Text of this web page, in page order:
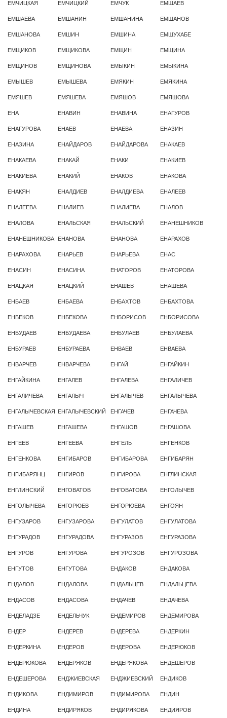
ЕМЧИЦКАЯ ЕМЧИЦКИЙ ЕМЧУК ЕМШАЕВ
ЕМШАЕВА ЕМШАНИН ЕМШАНИНА ЕМШАНОВ
ЕМШАНОВА ЕМШИН ЕМШИНА ЕМШУХАБЕ
ЕМЩИКОВ ЕМЩИКОВА ЕМЩИН ЕМЩИНА
ЕМЩИНОВ ЕМЩИНОВА ЕМЫКИН ЕМЫКИНА
ЕМЫШЕВ ЕМЫШЕВА ЕМЯКИН ЕМЯКИНА
ЕМЯШЕВ ЕМЯШЕВА ЕМЯШОВ ЕМЯШОВА
ЕНА ЕНАВИН ЕНАВИНА ЕНАГУРОВ
ЕНАГУРОВА ЕНАЕВ ЕНАЕВА ЕНАЗИН
ЕНАЗИНА ЕНАЙДАРОВ ЕНАЙДАРОВА ЕНАКАЕВ
ЕНАКАЕВА ЕНАКАЙ ЕНАКИ ЕНАКИЕВ
ЕНАКИЕВА ЕНАКИЙ ЕНАКОВ ЕНАКОВА
ЕНАКЯН ЕНАЛДИЕВ ЕНАЛДИЕВА ЕНАЛЕЕВ
ЕНАЛЕЕВА ЕНАЛИЕВ ЕНАЛИЕВА ЕНАЛОВ
ЕНАЛОВА ЕНАЛЬСКАЯ ЕНАЛЬСКИЙ ЕНАНЕШНИКОВ
ЕНАНЕШНИКОВА ЕНАНОВА ЕНАНОВА ЕНАРАХОВ
ЕНАРАХОВА ЕНАРЬЕВ ЕНАРЬЕВА ЕНАС
ЕНАСИН ЕНАСИНА ЕНАТОРОВ ЕНАТОРОВА
ЕНАЦКАЯ ЕНАЦКИЙ ЕНАШЕВ ЕНАШЕВА
ЕНБАЕВ ЕНБАЕВА ЕНБАХТОВ ЕНБАХТОВА
ЕНБЕКОВ ЕНБЕКОВА ЕНБОРИСОВ ЕНБОРИСОВА
ЕНБУДАЕВ ЕНБУДАЕВА ЕНБУЛАЕВ ЕНБУЛАЕВА
ЕНБУРАЕВ ЕНБУРАЕВА ЕНВАЕВ ЕНВАЕВА
ЕНВАРЧЕВ ЕНВАРЧЕВА ЕНГАЙ ЕНГАЙКИН
ЕНГАЙКИНА ЕНГАЛЕВ ЕНГАЛЕВА ЕНГАЛИЧЕВ
ЕНГАЛИЧЕВА ЕНГАЛЫЧ ЕНГАЛЫЧЕВ ЕНГАЛЫЧЕВА
ЕНГАЛЫЧЕВСКАЯ ЕНГАЛЫЧЕВСКИЙ ЕНГАЧЕВ ЕНГАЧЕВА
ЕНГАШЕВ ЕНГАШЕВА ЕНГАШОВ ЕНГАШОВА
ЕНГЕЕВ ЕНГЕЕВА ЕНГЕЛЬ ЕНГЕНКОВ
ЕНГЕНКОВА ЕНГИБАРОВ ЕНГИБАРОВА ЕНГИБАРЯН
ЕНГИБАРЯНЦ ЕНГИРОВ ЕНГИРОВА ЕНГЛИНСКАЯ
ЕНГЛИНСКИЙ ЕНГОВАТОВ ЕНГОВАТОВА ЕНГОЛЫЧЕВ
ЕНГОЛЫЧЕВА ЕНГОРЮЕВ ЕНГОРЮЕВА ЕНГОЯН
ЕНГУЗАРОВ ЕНГУЗАРОВА ЕНГУЛАТОВ ЕНГУЛАТОВА
ЕНГУРАДОВ ЕНГУРАДОВА ЕНГУРАЗОВ ЕНГУРАЗОВА
ЕНГУРОВ ЕНГУРОВА ЕНГУРОЗОВ ЕНГУРОЗОВА
ЕНГУТОВ ЕНГУТОВА ЕНДАКОВ ЕНДАКОВА
ЕНДАЛОВ ЕНДАЛОВА ЕНДАЛЬЦЕВ ЕНДАЛЬЦЕВА
ЕНДАСОВ ЕНДАСОВА ЕНДАЧЕВ ЕНДАЧЕВА
ЕНДЕЛАДЗЕ ЕНДЕЛЬЧУК ЕНДЕМИРОВ ЕНДЕМИРОВА
ЕНДЕР ЕНДЕРЕВ ЕНДЕРЕВА ЕНДЕРКИН
ЕНДЕРКИНА ЕНДЕРОВ ЕНДЕРОВА ЕНДЕРЮКОВ
ЕНДЕРЮКОВА ЕНДЕРЯКОВ ЕНДЕРЯКОВА ЕНДЕШЕРОВ
ЕНДЕШЕРОВА ЕНДЖИЕВСКАЯ ЕНДЖИЕВСКИЙ ЕНДИКОВ
ЕНДИКОВА ЕНДИМИРОВ ЕНДИМИРОВА ЕНДИН
ЕНДИНА ЕНДИРЯКОВ ЕНДИРЯКОВА ЕНДИЯРОВ